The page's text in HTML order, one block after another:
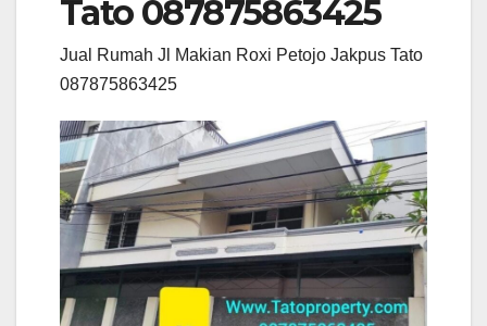
Tato 087875863425
Jual Rumah Jl Makian Roxi Petojo Jakpus Tato
087875863425